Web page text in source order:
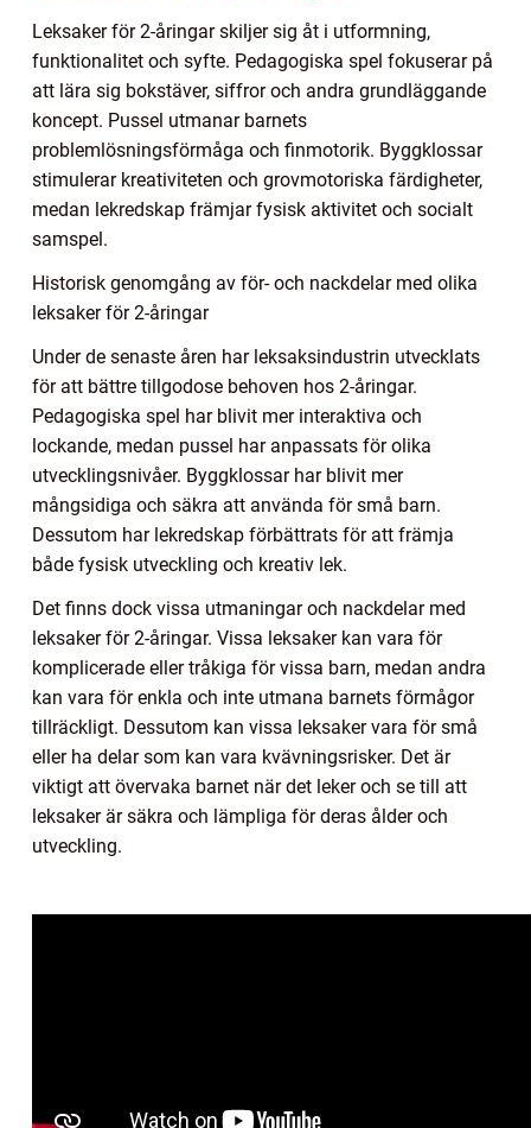
Leksaker för 2-åringar skiljer sig åt i utformning,
funktionalitet och syfte. Pedagogiska spel fokuserar på
att lära sig bokstäver, siffror och andra grundläggande
koncept. Pussel utmanar barnets
problemlösningsförmåga och finmotorik. Byggklossar
stimulerar kreativiteten och grovmotoriska färdigheter,
medan lekredskap främjar fysisk aktivitet och socialt
samspel.
Historisk genomgång av för- och nackdelar med olika
leksaker för 2-åringar
Under de senaste åren har leksaksindustrin utvecklats
för att bättre tillgodose behoven hos 2-åringar.
Pedagogiska spel har blivit mer interaktiva och
lockande, medan pussel har anpassats för olika
utvecklingsnivåer. Byggklossar har blivit mer
mångsidiga och säkra att använda för små barn.
Dessutom har lekredskap förbättrats för att främja
både fysisk utveckling och kreativ lek.
Det finns dock vissa utmaningar och nackdelar med
leksaker för 2-åringar. Vissa leksaker kan vara för
komplicerade eller tråkiga för vissa barn, medan andra
kan vara för enkla och inte utmana barnets förmågor
tillräckligt. Dessutom kan vissa leksaker vara för små
eller ha delar som kan vara kvävningsrisker. Det är
viktigt att övervaka barnet när det leker och se till att
leksaker är säkra och lämpliga för deras ålder och
utveckling.